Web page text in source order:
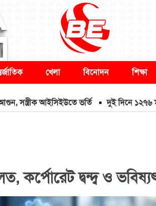
খেলা বিনোদন শিক্ষা
আইসিইউতে ভর্তি দুই দিনে ১২৭৬ মসজিদ
কর্পোরেট দ্বন্দ্ব ও